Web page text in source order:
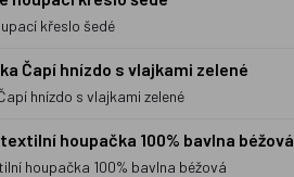
křeslo šedé
Čapí hnízdo s vlajkami zelené
hnízdo s vlajkami zelené
houpačka 100% bavlna béžová
houpačka 100% bavlna béžová